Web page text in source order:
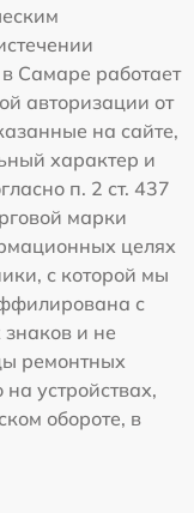
Самаре работает
авторизации от
на сайте,
характер и
п. 2 ст. 437
марки
целях
с которой мы
с
и не
ремонтных
устройствах,
обороте, в